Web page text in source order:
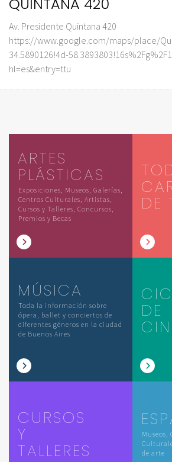
Av. Presidente Quintana 420
https://www.google.com/maps/place/
34.5890126!4d-
hl=es&entry=ttu
ARTES
PLÁSTICAS
Exposiciones, Museos, Galerías,
Centros Culturales, Artistas,
Cursos y Talleres, Concursos,
Premios y Becas
DE
MÚSICA
Toda la información sobre
ópera, ballet y conciertos de
diferentes géneros en la ciudad
de Buenos Aires
DE
CURSOS
Y
TALLERES
Museos,
de arte